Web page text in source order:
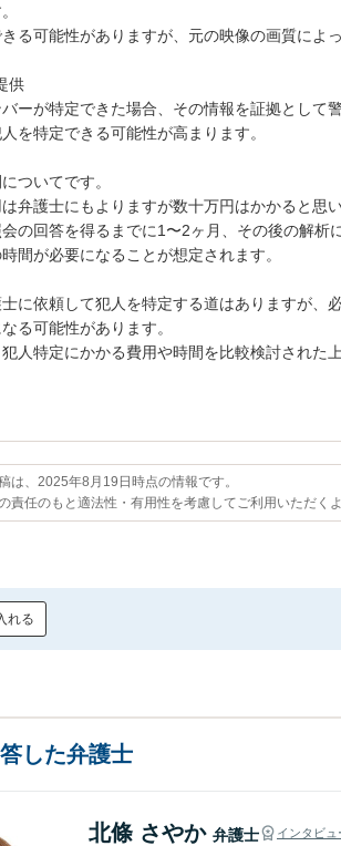
る可能性がありますが、元の映像の画質によ
供
ーが特定できた場合、その情報を証拠として
を特定できる可能性が高まります。
ついてです。
弁護士にもよりますが数十万円はかかると思い
の回答を得るまでに1〜2ヶ月、その後の解析
間が必要になることが想定されます。
に依頼して犯人を特定する道はありますが、
る可能性があります。
人特定にかかる費用や時間を比較検討された
は、2025年8月19日時点の情報です。
責任のもと適法性・有用性を考慮してご利用いただく
れる
した弁護士
北條 さやか 弁護士 インタビュ